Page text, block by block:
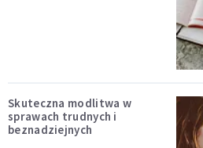
Skuteczna modlitwa w
sprawach trudnych i
beznadziejnych